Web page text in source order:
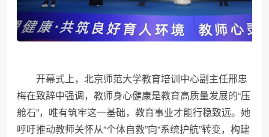
开幕式上，北京师范大学教育培训中心副主任邢忠
梅在致辞中强调，教师身心健康是教育高质量发展的“压
舱石”，唯有筑牢这一基础，教育事业才能行稳致远。她
呼吁推动教师关怀从“个体自救”向“系统护航”转变，构建